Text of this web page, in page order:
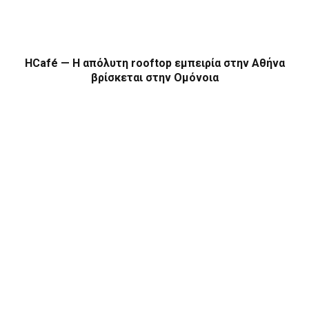
HCafé — Η απόλυτη rooftop εμπειρία στην Αθήνα
βρίσκεται στην Ομόνοια